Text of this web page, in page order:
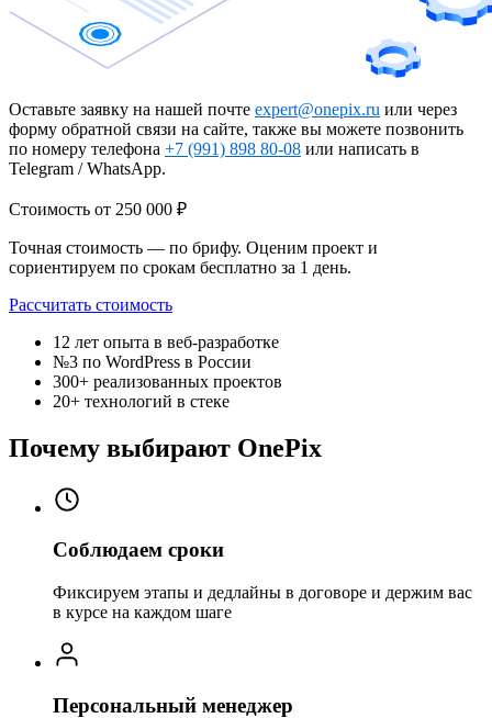
Оставьте заявку на нашей почте expert@onepix.ru или через
форму обратной связи на сайте, также вы можете позвонить
по номеру телефона +7 (991) 898 80-08 или написать в
Telegram / WhatsApp.
Стоимость от 250 000 ₽
Точная стоимость — по брифу. Оценим проект и
сориентируем по срокам бесплатно за 1 день.
Рассчитать стоимость
12 лет опыта в веб-разработке
№3 по WordPress в России
300+ реализованных проектов
20+ технологий в стеке
Почему выбирают OnePix
Соблюдаем сроки
Фиксируем этапы и дедлайны в договоре и держим вас
в курсе на каждом шаге
Персональный менеджер